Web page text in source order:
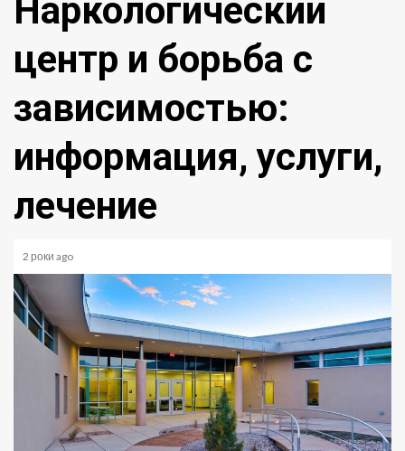
Наркологический
центр и борьба с
зависимостью:
информация, услуги,
лечение
2 роки ago